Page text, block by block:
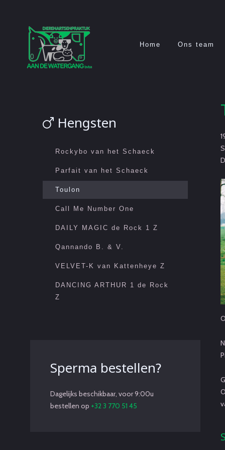
Home Ons team
Hengsten
Rockybo van het Schaeck
Parfait van het Schaeck
Toulon
Call Me Number One
DAILY MAGIC de Rock 1 Z
Qannando B. & V.
VELVET-K van Kattenheye Z
DANCING ARTHUR 1 de Rock
Z
Sperma bestellen?
Dagelijks beschikbaar, voor 9:00u
bestellen op +32 3 770 51 45